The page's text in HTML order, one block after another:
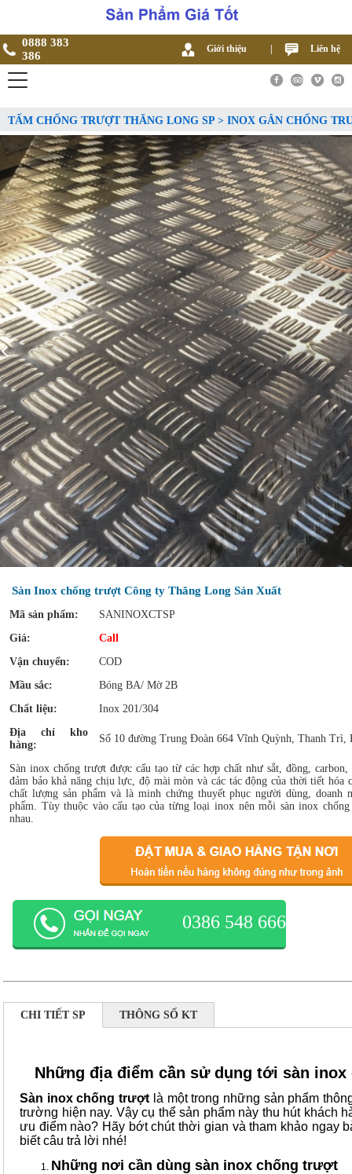
0888 383
386
Giới thiệu Liên hệ
TẤM CHỐNG TRƯỢT THĂNG LONG SP > INOX GÂN CHỐNG
Sàn Inox chống trượt Công ty Thăng Long Sản Xuất
Mã sản phẩm:
SANINOXCTSP
Giá:
Call
Vận chuyển:
COD
Mầu sắc:
Bóng BA/ Mờ 2B
Chất liệu:
Inox 201/304
Địa chỉ kho
hàng:
Số 10 đường Trung Đoàn 664 Vĩnh Quỳnh, Thanh Trì,
Sàn inox chống trượt được cấu tạo từ các hợp chất như sắt, đồng, carbon,
đảm bảo khả năng chịu lực, độ mài mòn và các tác động của thời tiết hóa
chất lượng sản phẩm và là minh chứng thuyết phục người dùng, doanh
phẩm. Tùy thuộc vào cấu tạo của từng loại inox nên mỗi sàn inox
nhau.
0386 548 666
CHI TIẾT SP THÔNG SỐ KT
Những địa điểm cần sử dụng tới sàn
Sàn inox chống trượt là một trong những sản phẩm
trường hiện nay. Vậy cụ thể sản phẩm này thu hút khách
ưu điểm nào? Hãy bớt chút thời gian và tham khảo ngay
biết câu trả lời nhé!
Những nơi cần dùng sàn inox chống trượt